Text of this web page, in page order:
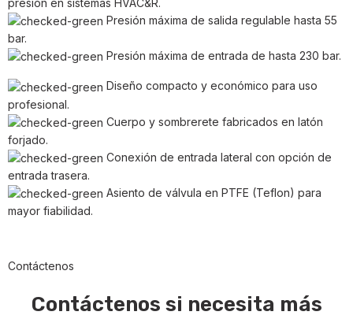
presión en sistemas HVAC&R.
Presión máxima de salida regulable hasta 55
bar.
Presión máxima de entrada de hasta 230 bar.
Diseño compacto y económico para uso
profesional.
Cuerpo y sombrerete fabricados en latón
forjado.
Conexión de entrada lateral con opción de
entrada trasera.
Asiento de válvula en PTFE (Teflon) para
mayor fiabilidad.
Contáctenos
Contáctenos si necesita más